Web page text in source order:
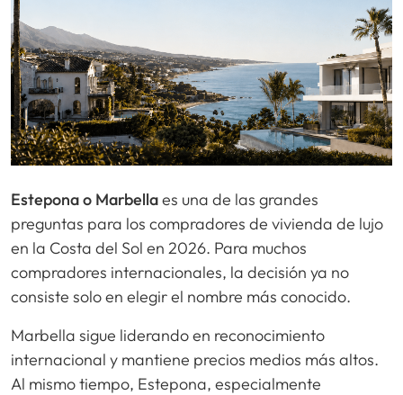
Estepona o Marbellaes una de las grandes
preguntas para los compradores de vivienda de lujo
en la Costa del Sol en 2026. Para muchos
compradores internacionales, la decisión ya no
consiste solo en elegir el nombre más conocido.
Marbella sigue liderando en reconocimiento
internacional y mantiene precios medios más altos.
Al mismo tiempo, Estepona, especialmente